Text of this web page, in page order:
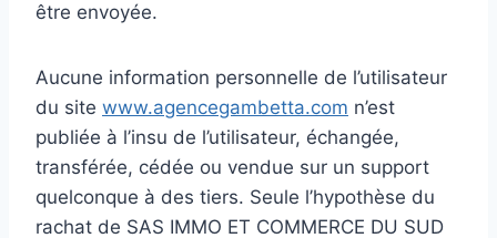
être envoyée.
Aucune information personnelle de l’utilisateur
du site www.agencegambetta.com n’est
publiée à l’insu de l’utilisateur, échangée,
transférée, cédée ou vendue sur un support
quelconque à des tiers. Seule l’hypothèse du
rachat de SAS IMMO ET COMMERCE DU SUD